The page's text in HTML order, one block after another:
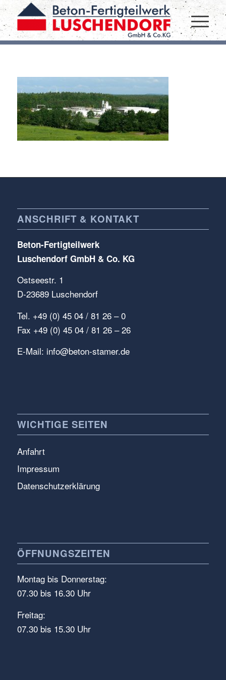
ANSCHRIFT & KONTAKT
Beton-Fertigteilwerk
Luschendorf GmbH & Co. KG
Ostseestr. 1
D-23689 Luschendorf
Tel. +49 (0) 45 04 / 81 26 – 0
Fax +49 (0) 45 04 / 81 26 – 26
E-Mail: info@beton-stamer.de
WICHTIGE SEITEN
Anfahrt
Impressum
Datenschutzerklärung
ÖFFNUNGSZEITEN
Montag bis Donnerstag:
07.30 bis 16.30 Uhr
Freitag:
07.30 bis 15.30 Uhr